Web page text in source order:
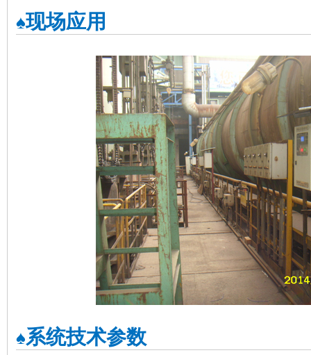
♠现场应用
♠系统技术参数